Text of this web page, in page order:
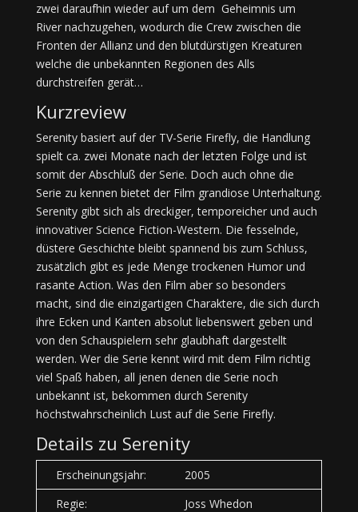
zwei daraufhin wieder auf um dem Geheimnis um
River nachzugehen, wodurch die Crew zwischen die
Fronten der Allianz und den blutdürstigen Kreaturen
welche die unbekannten Regionen des Alls
durchstreifen gerät…
Kurzreview
Serenity basiert auf der TV-Serie Firefly, die Handlung
spielt ca. zwei Monate nach der letzten Folge und ist
somit der Abschluß der Serie. Doch auch ohne die
Serie zu kennen bietet der Film grandiose Unterhaltung.
Serenity gibt sich als dreckiger, temporeicher und auch
innovativer Science Fiction-Western. Die fesselnde,
düstere Geschichte bleibt spannend bis zum Schluss,
zusätzlich gibt es jede Menge trockenen Humor und
rasante Action. Was den Film aber so besonders
macht, sind die einzigartigen Charaktere, die sich durch
ihre Ecken und Kanten absolut liebenswert geben und
von den Schauspielern sehr glaubhaft dargestellt
werden. Wer die Serie kennt wird mit dem Film richtig
viel Spaß haben, all jenen denen die Serie noch
unbekannt ist, bekommen durch Serenity
höchstwahrscheinlich Lust auf die Serie Firefly.
Details zu Serenity
Erscheinungsjahr:
2005
Regie:
Joss Whedon